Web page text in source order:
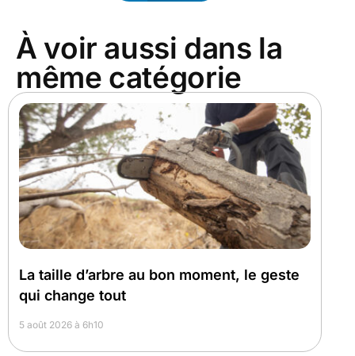
À voir aussi dans la
même catégorie
La taille d’arbre au bon moment, le geste
qui change tout
5 août 2026 à 6h10